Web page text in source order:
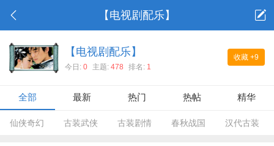
【电视剧配乐】
收藏 +9
【电视剧配乐】
今日: 0 主题: 478 排名: 1
全部 最新 热门 热帖 精华
仙侠奇幻 古装武侠 古装剧情 春秋战国 汉代古装